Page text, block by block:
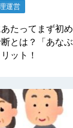
運営
たってまず初め
とは？「あなぶ
ット！